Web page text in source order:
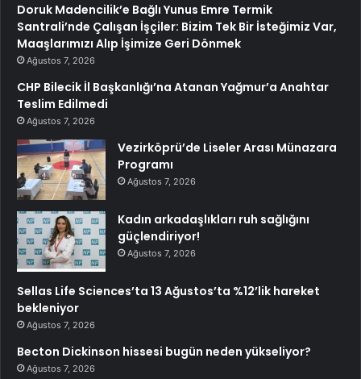
Doruk Madencilik’e Bağlı Yunus Emre Termik
Santrali’nde Çalışan İşçiler: Bizim Tek Bir İsteğimiz Var,
Maaşlarımızı Alıp İşimize Geri Dönmek
Ağustos 7, 2026
CHP Bilecik İl Başkanlığı’na Atanan Yağmur’a Anahtar
Teslim Edilmedi
Ağustos 7, 2026
Vezirköprü’de Liseler Arası Münazara
Programı
Ağustos 7, 2026
Kadın arkadaşlıkları ruh sağlığını
güçlendiriyor!
Ağustos 7, 2026
Sellas Life Sciences’ta 13 Ağustos’ta %12’lik hareket
bekleniyor
Ağustos 7, 2026
Becton Dickinson hissesi bugün neden yükseliyor?
Ağustos 7, 2026